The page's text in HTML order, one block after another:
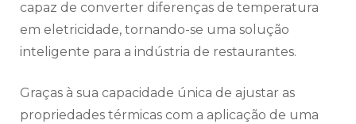
capaz de converter diferenças de temperatura
em eletricidade, tornando-se uma solução
inteligente para a indústria de restaurantes.
Graças à sua capacidade única de ajustar as
propriedades térmicas com a aplicação de uma